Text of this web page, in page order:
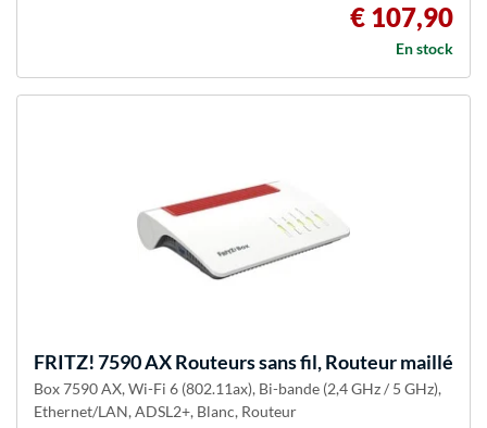
€ 107,90
En stock
FRITZ!7590 AX Routeurs sans fil, Routeur maillé
Box 7590 AX, Wi-Fi 6 (802.11ax), Bi-bande (2,4 GHz / 5 GHz),
Ethernet/LAN, ADSL2+, Blanc, Routeur